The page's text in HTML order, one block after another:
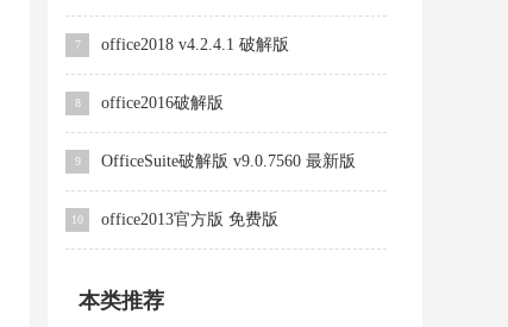
7 office2018 v4.2.4.1 破解版
8 office2016破解版
9 OfficeSuite破解版 v9.0.7560 最新版
10 office2013官方版 免费版
本类推荐